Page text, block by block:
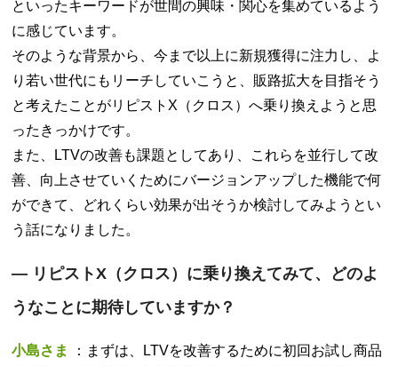
といったキーワードが世間の興味・関心を集めているよう
に感じています。
そのような背景から、今まで以上に新規獲得に注力し、よ
り若い世代にもリーチしていこうと、販路拡大を目指そう
と考えたことがリピストX（クロス）へ乗り換えようと思
ったきっかけです。
また、LTVの改善も課題としてあり、これらを並行して改
善、向上させていくためにバージョンアップした機能で何
ができて、どれくらい効果が出そうか検討してみようとい
う話になりました。
— リピストX（クロス）に乗り換えてみて、どのよ
うなことに期待していますか？
小島さま
：まずは、LTVを改善するために初回お試し商品